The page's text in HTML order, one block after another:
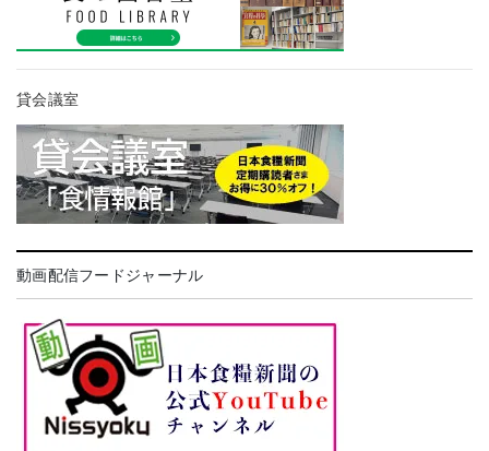
貸会議室
動画配信フードジャーナル